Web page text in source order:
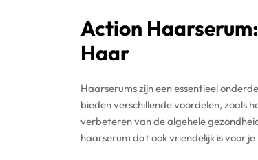
Action
Haar
Haarserums zijn een essentieel
bieden verschillende voordelen, zoals
verbeteren van de algehele
haarserum dat ook vriendelijk is voor